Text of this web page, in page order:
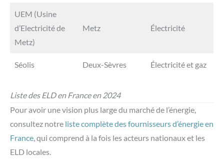
UEM (Usine
d’Electricité de
Metz)
Metz Électricité
Séolis Deux-Sèvres Électricité et gaz
Liste des ELD en France en 2024
Pour avoir une vision plus large du marché de l’énergie,
consultez notre liste complète des fournisseurs d’énergie en
France, qui comprend à la fois les acteurs nationaux et les
ELD locales.